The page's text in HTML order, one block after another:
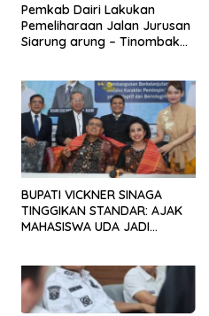
Pemkab Dairi Lakukan
Pemeliharaan Jalan Jurusan
Siarung arung – Tinombak
BUPATI VICKNER SINAGA
TINGGIKAN STANDAR: AJAK
MAHASISWA UDA JADI
LUNTUR ZAMAN